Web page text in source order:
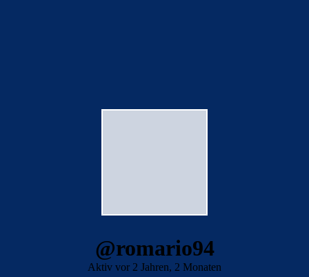
@romario94
Aktiv vor 2 Jahren, 2 Monaten